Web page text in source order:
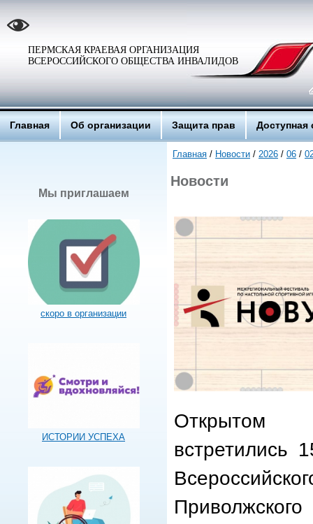
ПЕРМСКАЯ КРАЕВАЯ ОРГАНИЗАЦИЯ
ВСЕРОССИЙСКОГО ОБЩЕСТВА ИНВАЛИДОВ
Главная Об организации Защита прав Доступная
Мы приглашаем
скоро в организации
ИСТОРИИ УСПЕХА
Главная / Новости / 2026 / 06 /
Новости
Открытом
встретились